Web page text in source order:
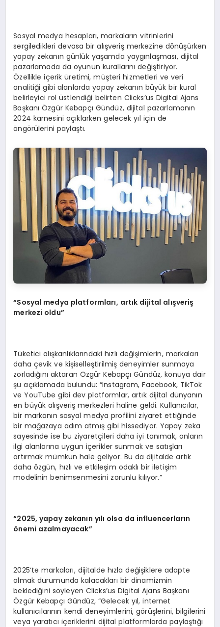
Sosyal medya hesapları, markaların vitrinlerini
sergiledikleri devasa bir alışveriş merkezine dönüşürken
yapay zekanın günlük yaşamda yaygınlaşması, dijital
pazarlamada da oyunun kurallarını değiştiriyor.
Özellikle içerik üretimi, müşteri hizmetleri ve veri
analitiği gibi alanlarda yapay zekanın büyük bir kural
belirleyici rol üstlendiği belirten Clicks’us Digital Ajans
Başkanı Özgür Kebapçı Gündüz, dijital pazarlamanın
2024 karnesini açıklarken gelecek yıl için de
öngörülerini paylaştı.
“Sosyal medya platformları, artık dijital alışveriş
merkezi oldu”
Tüketici alışkanlıklarındaki hızlı değişimlerin, markaları
daha çevik ve kişiselleştirilmiş deneyimler sunmaya
zorladığını aktaran Özgür Kebapçı Gündüz, konuya dair
şu açıklamada bulundu: “Instagram, Facebook, TikTok
ve YouTube gibi dev platformlar, artık dijital dünyanın
en büyük alışveriş merkezleri haline geldi. Kullanıcılar,
bir markanın sosyal medya profilini ziyaret ettiğinde
bir mağazaya adım atmış gibi hissediyor. Yapay zeka
sayesinde ise bu ziyaretçileri daha iyi tanımak, onların
ilgi alanlarına uygun içerikler sunmak ve satışları
artırmak mümkün hale geliyor. Bu da dijitalde artık
daha özgün, hızlı ve etkileşim odaklı bir iletişim
modelinin benimsenmesini zorunlu kılıyor.”
“2025, yapay zekanın yılı olsa da influencerların
önemi azalmayacak”
2025’te markaları, dijitalde hızla değişiklere adapte
olmak durumunda kalacakları bir dinamizmin
beklediğini söyleyen Clicks’us Digital Ajans Başkanı
Özgür Kebapçı Gündüz, “Gelecek yıl, internet
kullanıcılarının kendi deneyimlerini, görüşlerini, bilgilerini
veya yaratıcı içeriklerini dijital platformlarda paylaştığı